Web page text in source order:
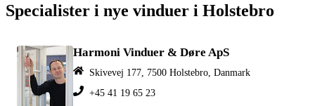
Specialister i nye vinduer i Holstebro
Harmoni Vinduer & Døre ApS
Skivevej 177, 7500 Holstebro, Danmark
+45 41 19 65 23